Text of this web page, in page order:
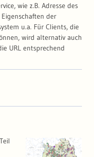
wie z.B. Adresse des
der
u.a. Für Clients, die
wird alternativ auch
URL entsprechend